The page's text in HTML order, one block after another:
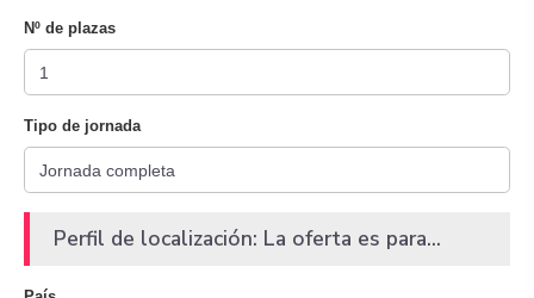
Nº de plazas
Tipo de jornada
Perfil de localización: La oferta es para...